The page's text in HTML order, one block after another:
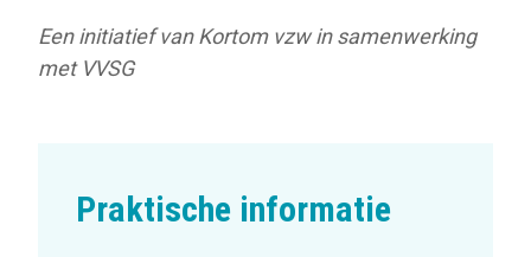
Een initiatief van Kortom vzw in samenwerking
met VVSG
Praktische informatie